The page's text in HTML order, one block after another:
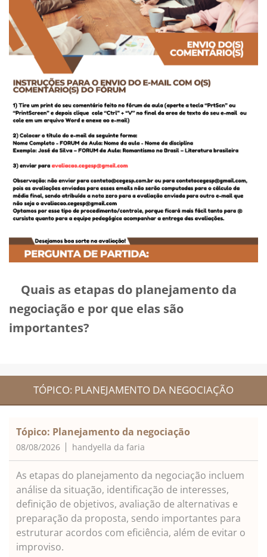
Quais as etapas do planejamento da
negociação e por que elas são
importantes?
TÓPICO: PLANEJAMENTO DA NEGOCIAÇÃO
Tópico: Planejamento da negociação
08/08/2026 handyella da faria
As etapas do planejamento da negociação incluem
análise da situação, identificação de interesses,
definição de objetivos, avaliação de alternativas e
preparação da proposta, sendo importantes para
estruturar acordos com eficiência, além de evitar o
improviso.